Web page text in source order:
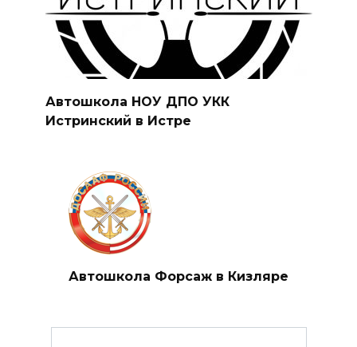
Автошкола НОУ ДПО УКК
Истринский в Истре
Автошкола Форсаж в Кизляре